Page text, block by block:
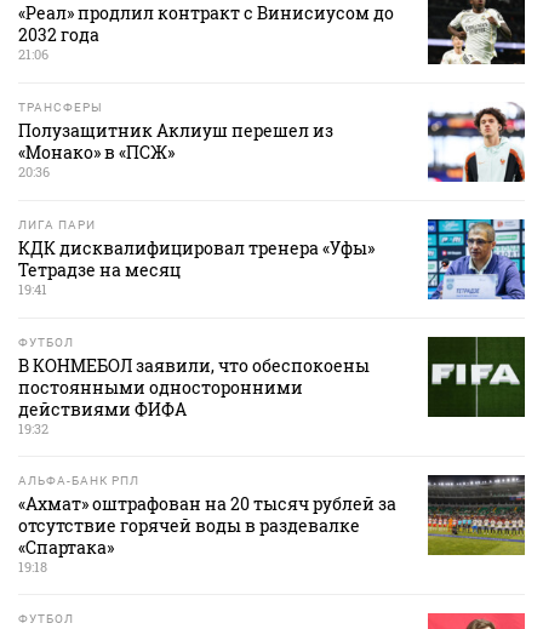
«Реал» продлил контракт с Винисиусом до
2032 года
21:06
ТРАНСФЕРЫ
Полузащитник Аклиуш перешел из
«Монако» в «ПСЖ»
20:36
ЛИГА ПАРИ
КДК дисквалифицировал тренера «Уфы»
Тетрадзе на месяц
19:41
ФУТБОЛ
В КОНМЕБОЛ заявили, что обеспокоены
постоянными односторонними
действиями ФИФА
19:32
АЛЬФА-БАНК РПЛ
«Ахмат» оштрафован на 20 тысяч рублей за
отсутствие горячей воды в раздевалке
«Спартака»
19:18
ФУТБОЛ